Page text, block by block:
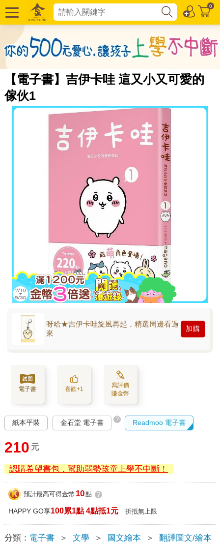
0
【電子書】吉伊卡哇 這又小又可愛的
傢伙1
呀哈★吉伊卡哇旋風再起，精選周邊看過
來
加購
電子書 喜歡+1
寫評價
賺金幣
紙本平裝 金石堂 電子書 ? Readmoo 電子書
210 元
認購希望書包，幫助弱勢孩童上學不中斷！
預計最高可得金幣 10點 ?
HAPPY GO享100累1點 4點抵1元 折抵無上限
分類： 電子書 ＞ 文學 ＞ 圖文繪本 ＞ 翻譯圖文/繪本